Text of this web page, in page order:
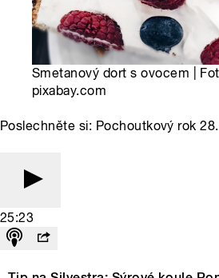
Smetanový dort s ovocem |
pixabay.com
Poslechněte si: Pochoutkový rok
25:23